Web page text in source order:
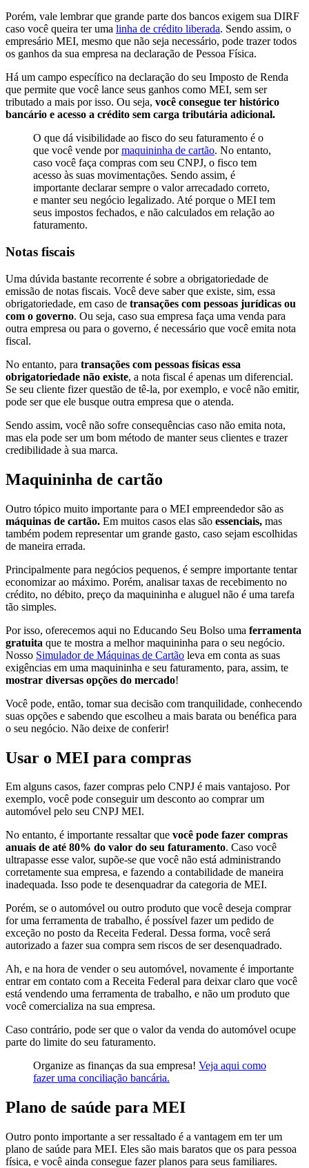
Porém, vale lembrar que grande parte dos bancos exigem sua DIRF
caso você queira ter uma linha de crédito liberada. Sendo assim, o
empresário MEI, mesmo que não seja necessário, pode trazer todos
os ganhos da sua empresa na declaração de Pessoa Física.
Há um campo específico na declaração do seu Imposto de Renda
que permite que você lance seus ganhos como MEI, sem ser
tributado a mais por isso. Ou seja, você consegue ter histórico
bancário e acesso a crédito sem carga tributária adicional.
O que dá visibilidade ao fisco do seu faturamento é o
que você vende pormaquininha de cartão. No entanto,
caso você faça compras com seu CNPJ, o fisco tem
acesso às suas movimentações. Sendo assim, é
importante declarar sempre o valor arrecadado correto,
e manter seu negócio legalizado. Até porque o MEI tem
seus impostos fechados, e não calculados em relação ao
faturamento.
Notas fiscais
Uma dúvida bastante recorrente é sobre a obrigatoriedade de
emissão de notas fiscais. Você deve saber que existe, sim, essa
obrigatoriedade, em caso de transações com pessoas jurídicas ou
com o governo. Ou seja, caso sua empresa faça uma venda para
outra empresa ou para o governo, é necessário que você emita nota
fiscal.
No entanto, para transações com pessoas físicas essa
obrigatoriedade não existe, a nota fiscal é apenas um diferencial.
Se seu cliente fizer questão de tê-la, por exemplo, e você não emitir,
pode ser que ele busque outra empresa que o atenda.
Sendo assim, você não sofre consequências caso não emita nota,
mas ela pode ser um bom método de manter seus clientes e trazer
credibilidade à sua marca.
Maquininha de cartão
Outro tópico muito importante para o MEI empreendedor são as
máquinas de cartão. Em muitos casos elas são essenciais, mas
também podem representar um grande gasto, caso sejam escolhidas
de maneira errada.
Principalmente para negócios pequenos, é sempre importante tentar
economizar ao máximo. Porém, analisar taxas de recebimento no
crédito, no débito, preço da maquininha e aluguel não é uma tarefa
tão simples.
Por isso, oferecemos aqui no Educando Seu Bolso uma ferramenta
gratuita que te mostra a melhor maquininha para o seu negócio.
Nosso Simulador de Máquinas de Cartão leva em conta as suas
exigências em uma maquininha e seu faturamento, para, assim, te
mostrar diversas opções do mercado!
Você pode, então, tomar sua decisão com tranquilidade, conhecendo
suas opções e sabendo que escolheu a mais barata ou benéfica para
o seu negócio. Não deixe de conferir!
Usar o MEI para compras
Em alguns casos, fazer compras pelo CNPJ é mais vantajoso. Por
exemplo, você pode conseguir um desconto ao comprar um
automóvel pelo seu CNPJ MEI.
No entanto, é importante ressaltar que você pode fazer compras
anuais de até 80% do valor do seu faturamento. Caso você
ultrapasse esse valor, supõe-se que você não está administrando
corretamente sua empresa, e fazendo a contabilidade de maneira
inadequada. Isso pode te desenquadrar da categoria de MEI.
Porém, se o automóvel ou outro produto que você deseja comprar
for uma ferramenta de trabalho, é possível fazer um pedido de
exceção no posto da Receita Federal. Dessa forma, você será
autorizado a fazer sua compra sem riscos de ser desenquadrado.
Ah, e na hora de vender o seu automóvel, novamente é importante
entrar em contato com a Receita Federal para deixar claro que você
está vendendo uma ferramenta de trabalho, e não um produto que
você comercializa na sua empresa.
Caso contrário, pode ser que o valor da venda do automóvel ocupe
parte do limite do seu faturamento.
Organize as finanças da sua empresa! Veja aqui como
fazer uma conciliação bancária.
Plano de saúde para MEI
Outro ponto importante a ser ressaltado é a vantagem em ter um
plano de saúde para MEI. Eles são mais baratos que os para pessoa
física, e você ainda consegue fazer planos para seus familiares.